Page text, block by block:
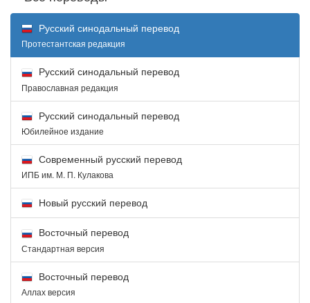
Русский синодальный перевод
Протестантская редакция
Русский синодальный перевод
Православная редакция
Русский синодальный перевод
Юбилейное издание
Современный русский перевод
ИПБ им. М. П. Кулакова
Новый русский перевод
Восточный перевод
Стандартная версия
Восточный перевод
Аллах версия